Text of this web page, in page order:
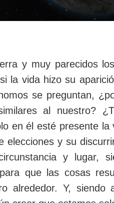
y muy parecidos
la vida hizo su
se preguntan,
al nuestro?
en él esté presente
elecciones y su
y lugar,
que las cosas
alrededor. Y,